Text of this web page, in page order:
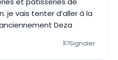
je vais tenter d’aller à la
Deza
Signaler